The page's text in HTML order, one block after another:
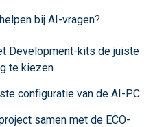
bij AI-vragen?
Development-kits de juiste
te kiezen
configuratie van de AI-PC
samen met de ECO-